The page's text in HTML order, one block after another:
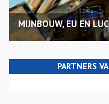
MIJNBOUW, EU EN
PARTNERS